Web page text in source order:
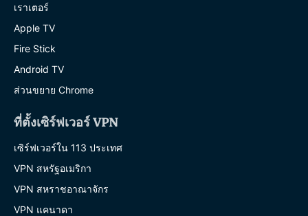
เราเตอร์
Apple TV
Fire Stick
Android TV
ส่วนขยาย Chrome
ที่ตั้งเซิร์ฟเวอร์ VPN
เซิร์ฟเวอร์ใน 113 ประเทศ
VPN สหรัฐอเมริกา
VPN สหราชอาณาจักร
VPN แคนาดา